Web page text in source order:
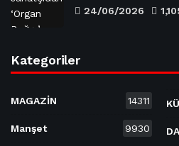
24/06/2026
Kategoriler
MAGAZİN 14311
Manşet 9930